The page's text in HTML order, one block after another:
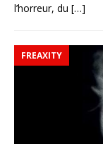
l’horreur, du […]
FREAXITY